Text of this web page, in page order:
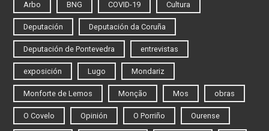
Arbo BNG COVID-19 Cultura
Deputación Deputación da Coruña
Deputación de Pontevedra entrevistas
exposición Lugo Mondariz
Monforte de Lemos Monção Mos obras
O Covelo Opinión O Porriño Ourense